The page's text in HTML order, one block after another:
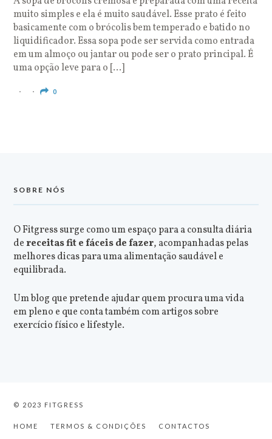
muito simples e ela é muito saudável. Esse prato é feito
basicamente com o brócolis bem temperado e batido no
liquidificador. Essa sopa pode ser servida como entrada
em um almoço ou jantar ou pode ser o prato principal. É
uma opção leve para o […]
0
SOBRE NÓS
O Fitgress surge como um espaço para a consulta diária
dereceitas fit e fáceis de fazer, acompanhadas pelas
melhores dicas para uma alimentação saudável e
equilibrada.
Um blog que pretende ajudar quem procura uma vida
em pleno e que conta também com artigos sobre
exercício físico e lifestyle.
© 2023 FITGRESS
HOME TERMOS & CONDIÇÕES CONTACTOS